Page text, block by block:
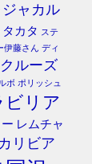
ジャカル
カタ ステ
伊藤さん ディ
ルーズ
ボ ポリッシュ
ビリア
レムチャ
リビア